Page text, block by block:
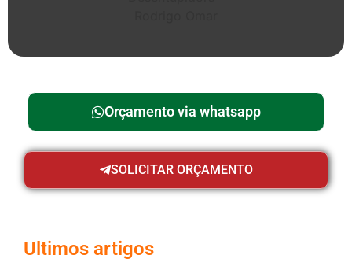
Orçamento via whatsapp
SOLICITAR ORÇAMENTO
Ultimos artigos